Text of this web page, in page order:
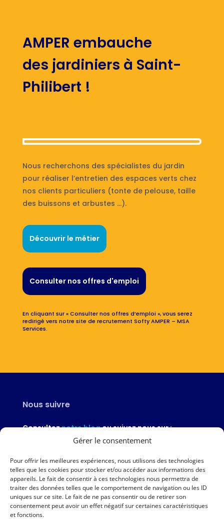
Gérer le consentement
Pour offrir les meilleures expériences, nous utilisons des technologies
telles que les cookies pour stocker et/ou accéder aux informations des
appareils. Le fait de consentir à ces technologies nous permettra de
traiter des données telles que le comportement de navigation ou les ID
uniques sur ce site. Le fait de ne pas consentir ou de retirer son
consentement peut avoir un effet négatif sur certaines caractéristiques
et fonctions.
AMPER embauche
des jardiniers à Saint-
Philibert !
Nous recherchons des spécialistes du jardin
pour réaliser l’entretien des espaces verts chez
nos clients particuliers (tonte de pelouse, taille
des buissons et arbustes …).
Découvrir le métier
Consulter nos offres d'emploi
En cliquant sur « Consulter nos offres d’emploi », vous serez
redirigé vers notre site de recrutement Softy AMPER – MSA
Services.
Nous suivre
Consulteznotre blogou suivez nous sur :
Nous contacter
02 97 46 51 97